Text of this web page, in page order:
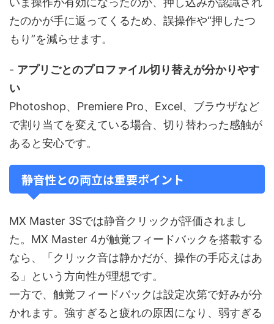
たのかが手に返ってくるため、誤操作や“押したつ
もり”を減らせます。
- アプリごとのプロファイル切り替えが分かりやす
い
Photoshop、Premiere Pro、Excel、ブラウザなど
で割り当てを変えている場合、切り替わった感触が
あると安心です。
静音性との両立は重要ポイント
MX Master 3Sでは静音クリックが評価されまし
た。MX Master 4が触覚フィードバックを搭載する
なら、「クリック音は静かだが、操作の手応えはあ
る」という方向性が理想です。
一方で、触覚フィードバックは設定次第で好みが分
かれます。強すぎると疲れの原因になり、弱すぎる